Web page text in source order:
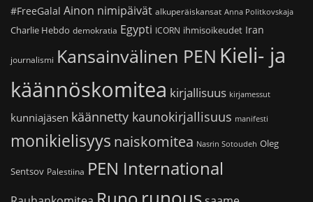
#FreeGalal Ainon nimipäivät alkuperäiskansat Anna Politkovskaja
Charlie Hebdo demokratia Egypti ICORN ihmisoikeudet Iran
journalismi Kansainvälinen PEN Kieli- ja
käännöskomitea kirjallisuus kirjamessut
kunniajäsen käännetty kaunokirjallisuus manifesti
monikielisyys naiskomitea Nasrin Sotoudeh Oleg
Sentsov Palestiina PEN International